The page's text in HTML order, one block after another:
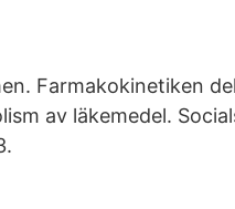
Farmakokinetiken
av läkemedel.